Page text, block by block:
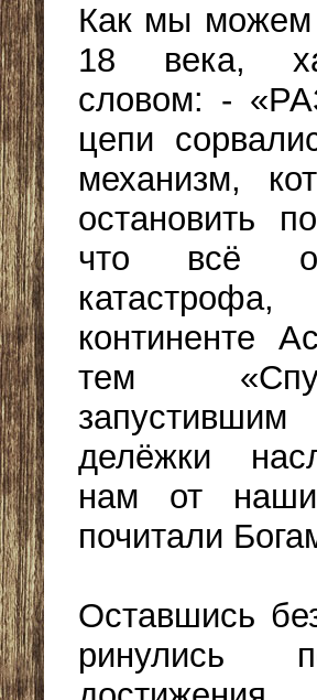
Как мы можем
18 века,
словом: -
цепи
механизм,
остановить
что всё
континенте
тем
запустившим
делёжки
нам от
почитали
Оставшись
ринулись